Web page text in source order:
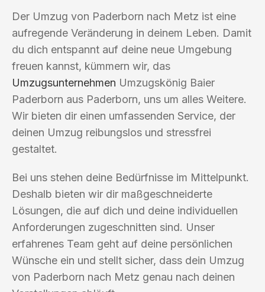
Der Umzug von Paderborn nach Metz ist eine
aufregende Veränderung in deinem Leben. Damit
du dich entspannt auf deine neue Umgebung
freuen kannst, kümmern wir, das
Umzugsunternehmen Umzugskönig Baier
Paderborn aus Paderborn, uns um alles Weitere.
Wir bieten dir einen umfassenden Service, der
deinen Umzug reibungslos und stressfrei
gestaltet.
Bei uns stehen deine Bedürfnisse im Mittelpunkt.
Deshalb bieten wir dir maßgeschneiderte
Lösungen, die auf dich und deine individuellen
Anforderungen zugeschnitten sind. Unser
erfahrenes Team geht auf deine persönlichen
Wünsche ein und stellt sicher, dass dein Umzug
von Paderborn nach Metz genau nach deinen